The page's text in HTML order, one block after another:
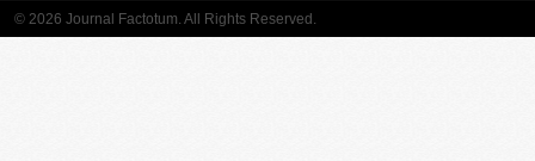
© 2026 Journal Factotum. All Rights Reserved.